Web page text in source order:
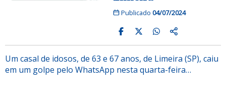
Publicado 04/07/2024
Um casal de idosos, de 63 e 67 anos, de Limeira (SP), caiu
em um golpe pelo WhatsApp nesta quarta-feira…